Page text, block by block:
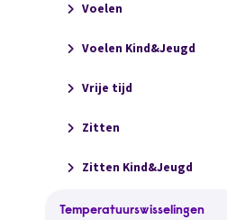
Voelen
Voelen Kind&Jeugd
Vrije tijd
Zitten
Zitten Kind&Jeugd
Temperatuurswisselingen